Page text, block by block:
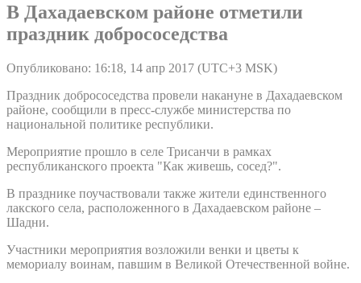
В Дахадаевском районе отметили
праздник добрососедства
Опубликовано: 16:18, 14 апр 2017 (UTC+3 MSK)
Праздник добрососедства провели накануне в Дахадаевском
районе, сообщили в пресс-службе министерства по
национальной политике республики.
Мероприятие прошло в селе Трисанчи в рамках
республиканского проекта "Как живешь, сосед?".
В празднике поучаствовали также жители единственного
лакского села, расположенного в Дахадаевском районе –
Шадни.
Участники мероприятия возложили венки и цветы к
мемориалу воинам, павшим в Великой Отечественной войне.